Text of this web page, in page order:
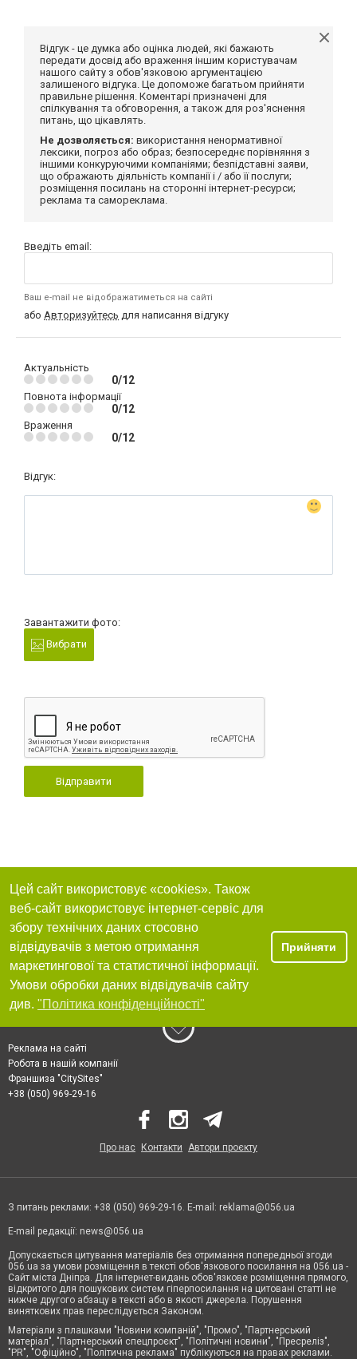
Відгук - це думка або оцінка людей, які бажають
передати досвід або враження іншим користувачам
нашого сайту з обов'язковою аргументацією
залишеного відгука. Це допоможе багатьом прийняти
правильне рішення. Коментарі призначені для
спілкування та обговорення, а також для роз'яснення
питань, що цікавлять.
Не дозволяється: використання ненормативної
лексики, погроз або образ; безпосереднє порівняння з
іншими конкуруючими компаніями; безпідставні заяви,
що ображають діяльність компанії і / або її послуги;
розміщення посилань на сторонні інтернет-ресурси;
реклама та самореклама.
Введіть email:
Ваш e-mail не відображатиметься на сайті
або Авторизуйтесь для написання відгуку
Актуальність
0/12
Повнота інформації
0/12
Враження
0/12
Відгук:
Завантажити фото:
Вибрати
Відправити
Цей сайт використовує «cookies». Також
веб-сайт використовує інтернет-сервіс для
збору технічних даних стосовно
відвідувачів з метою отримання
маркетингової та статистичної інформації.
Умови обробки даних відвідувачів сайту
див. "Політика конфіденційності"
Прийняти
Реклама на сайті
Робота в нашій компанії
Франшиза "CitySites"
+38 (050) 969-29-16
Про нас Контакти Автори проєкту
З питань реклами: +38 (050) 969-29-16. E-mail: reklama@056.ua
E-mail редакції: news@056.ua
Допускається цитування матеріалів без отримання попередньої згоди
056.ua за умови розміщення в тексті обов'язкового посилання на 056.ua -
Сайт міста Дніпра. Для інтернет-видань обов'язкове розміщення прямого,
відкритого для пошукових систем гіперпосилання на цитовані статті не
нижче другого абзацу в тексті або в якості джерела. Порушення
виняткових прав переслідується Законом.
Матеріали з плашками "Новини компаній", "Промо", "Партнерський
матеріал", "Партнерський спецпроєкт", "Політичні новини", "Пресреліз",
"PR", "Офіційно", "Політична реклама" публікуються на правах реклами.